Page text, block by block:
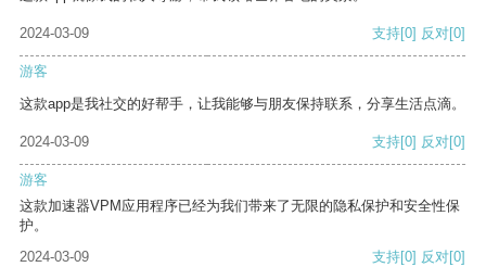
2024-03-09 支持[0] 反对[0]
游客
这款app是我社交的好帮手，让我能够与朋友保持联系，分享生活点滴。
2024-03-09 支持[0] 反对[0]
游客
这款加速器VPM应用程序已经为我们带来了无限的隐私保护和安全性保
护。
2024-03-09
支持[0] 反对[0]